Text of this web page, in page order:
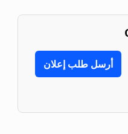
أرسل طلب إعلان